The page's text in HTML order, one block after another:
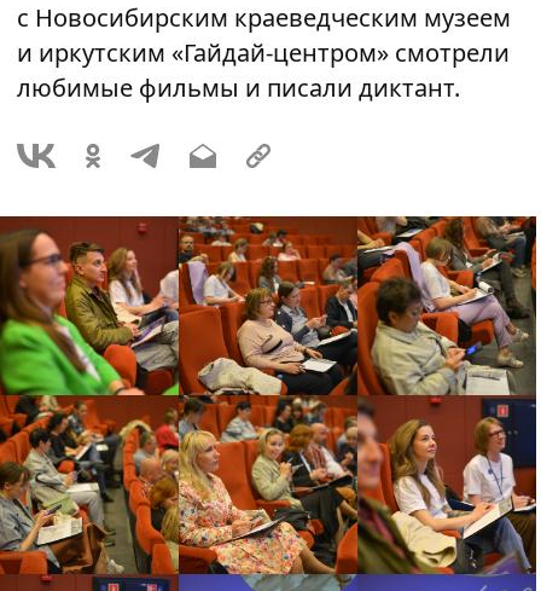
с Новосибирским краеведческим музеем
и иркутским «Гайдай-центром» смотрели
любимые фильмы и писали диктант.